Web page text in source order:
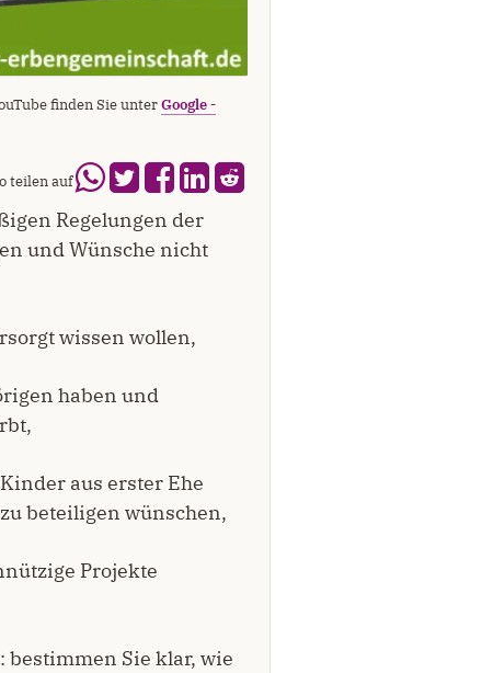
finden Sie unterGoogle -
teilen auf
Regelungen der
und Wünsche nicht
wissen wollen,
haben und
aus erster Ehe
beteiligen wünschen,
Projekte
Sie klar, wie